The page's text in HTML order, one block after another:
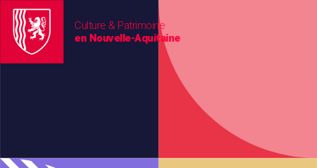
Culture & Patrimoine
en Nouvelle-Aquitaine